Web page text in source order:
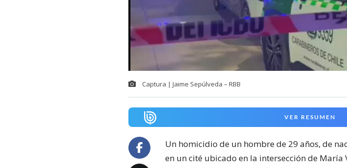
Captura | Jaime Sepúlveda – RBB
VER RESUMEN
Un homicidio de un hombre de 29 años, de
en un cité ubicado en la intersección de